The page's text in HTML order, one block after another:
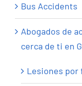
Bus Accidents
Abogados de
cerca de ti en
Lesiones por